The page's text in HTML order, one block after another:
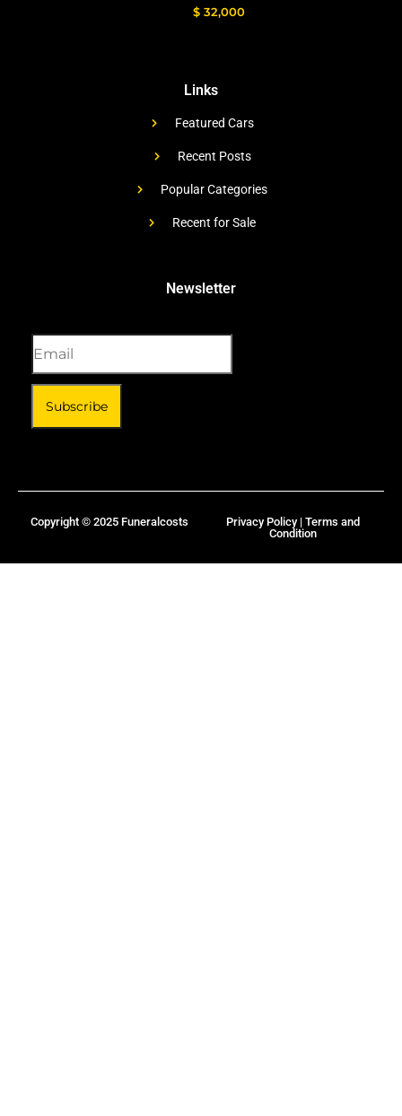
$ 32,000
Links
Featured Cars
Recent Posts
Popular Categories
Recent for Sale
Newsletter
Subscribe
Copyright © 2025 Funeralcosts
Privacy Policy | Terms and
Condition